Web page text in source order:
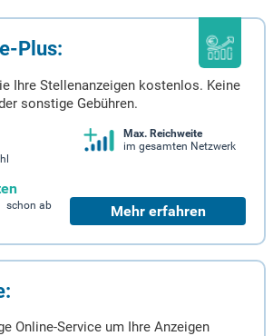
Plus:
Ihre Stellenanzeigen kostenlos. Keine
sonstige Gebühren.
Max. Reichweite
im gesamten Netzwerk
schon ab
Mehr erfahren
Online-Service um Ihre Anzeigen